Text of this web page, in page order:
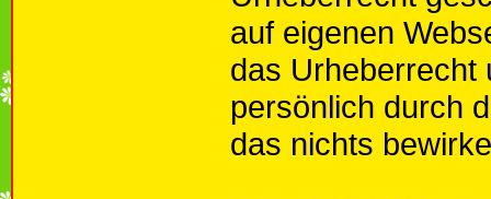
auf eigenen
das Urheberrecht
persönlich durch
das nichts